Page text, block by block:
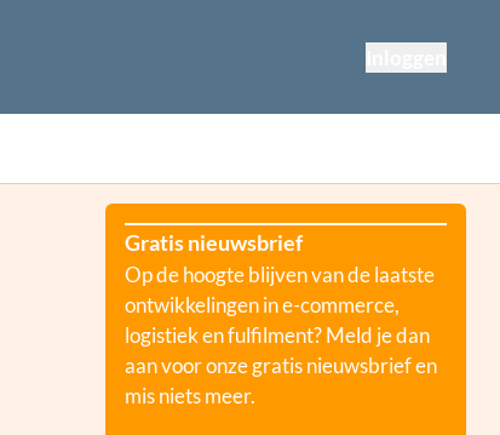
Gratis nieuwsbrief
Op de hoogte blijven van de laatste
ontwikkelingen in e-commerce,
logistiek en fulfilment? Meld je dan
aan voor onze gratis nieuwsbrief en
mis niets meer.